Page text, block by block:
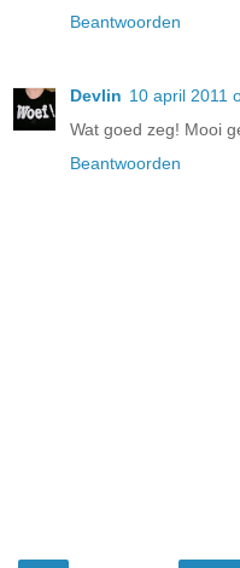
Beantwoorden
Devlin 10 april 2011
Wat goed zeg! Mooi
Beantwoorden